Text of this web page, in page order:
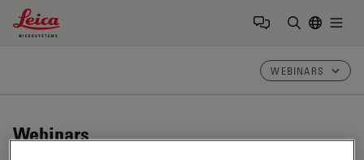
Leica Microsystems Logo
WEBINARS
Webinars